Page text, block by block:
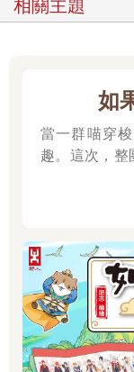
餐，一天行走的疲
順利登上三角點。
崩壁，他們步伐沉
「喲」、「呵」、
師和他的太太來了
阿木師晚餐會準備
概念的餐點，會悶
各種餐後甜點。有
而久之，阿木師的
都是這條山路的必
小鐵出生後山徑上
背負所有的食材，
的小鐵變成跟著後
「嘿」，那是小鐵
相關主題
如
當一群喵穿
趣。這次，整
始前往西天取